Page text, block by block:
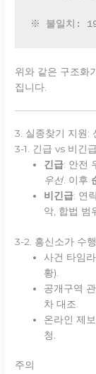
위와 같은 구조화
집니다.
3. 실종찾기 지원:
3-1. 긴급 vs 비긴
긴급: 안전
우선 . 이후
비긴급: 연
악, 합법 범
3-2. 흥신소가 수
사건 타임
황).
공개구역
차 대조.
온라인 제
청.
주의